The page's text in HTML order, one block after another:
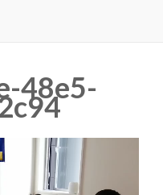
えいごき
ょうしつ
48e5-